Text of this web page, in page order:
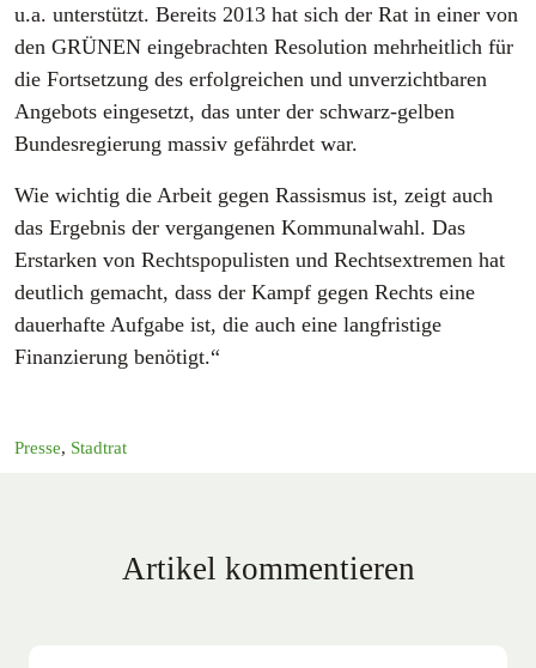
u.a. unterstützt. Bereits 2013 hat sich der Rat in einer von
den GRÜNEN eingebrachten Resolution mehrheitlich für
die Fortsetzung des erfolgreichen und unverzichtbaren
Angebots eingesetzt, das unter der schwarz-gelben
Bundesregierung massiv gefährdet war.
Wie wichtig die Arbeit gegen Rassismus ist, zeigt auch
das Ergebnis der vergangenen Kommunalwahl. Das
Erstarken von Rechtspopulisten und Rechtsextremen hat
deutlich gemacht, dass der Kampf gegen Rechts eine
dauerhafte Aufgabe ist, die auch eine langfristige
Finanzierung benötigt.“
Presse, Stadtrat
Artikel kommentieren